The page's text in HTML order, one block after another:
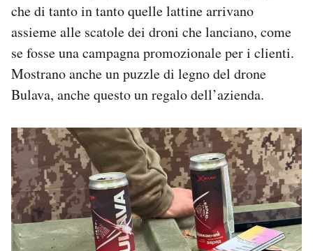
che di tanto in tanto quelle lattine arrivano
assieme alle scatole dei droni che lanciano, come
se fosse una campagna promozionale per i clienti.
Mostrano anche un puzzle di legno del drone
Bulava, anche questo un regalo dell’azienda.